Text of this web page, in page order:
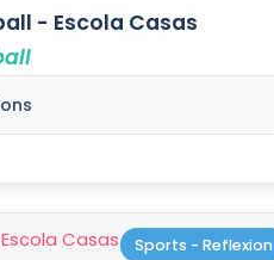
- Escola Casas
Sports - Reflexion